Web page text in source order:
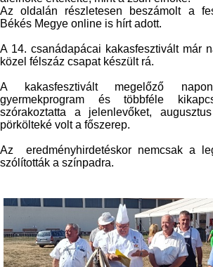
Az oldalán részletesen beszámolt a
Békés Megye online is hírt adott.
A 14. csanádapácai kakasfesztivált már
közel félszáz csapat készült rá.
A kakasfesztivált megelőző
gyermekprogram és többféle
szórakoztatta a jelenlevőket,
pörkölteké volt a főszerep.
Az eredményhirdetéskor nemcsak a
szólították a színpadra.